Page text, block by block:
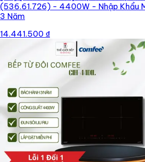
(536.61.726) - 4400W - Nhập Khẩu
3 Năm
14.441.500 ₫